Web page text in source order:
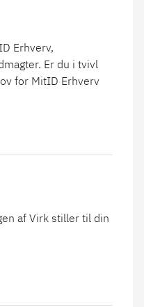
Erhverv,
Er du i tvivl
for MitID Erhverv
af Virk stiller til din